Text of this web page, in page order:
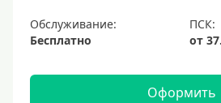
Обслуживание:
Бесплатно
Оформить